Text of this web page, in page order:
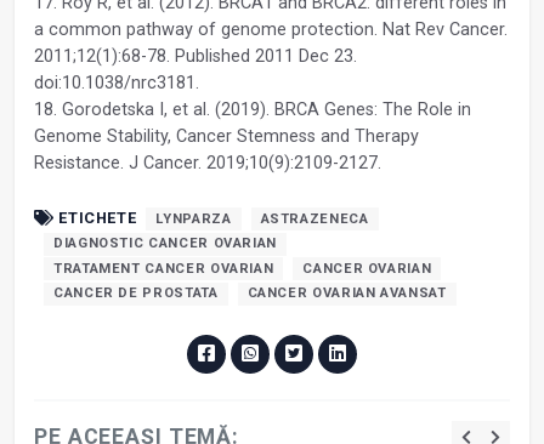
a common pathway of genome protection. Nat Rev Cancer.
2011;12(1):68-78. Published 2011 Dec 23.
doi:10.1038/nrc3181.
18. Gorodetska I, et al. (2019). BRCA Genes: The Role in
Genome Stability, Cancer Stemness and Therapy
Resistance. J Cancer. 2019;10(9):2109-2127.
ETICHETE LYNPARZA
ASTRAZENECA
DIAGNOSTIC CANCER OVARIAN
TRATAMENT CANCER OVARIAN
CANCER OVARIAN
CANCER DE PROSTATA
CANCER OVARIAN AVANSAT
PE ACEEAȘI TEMĂ: